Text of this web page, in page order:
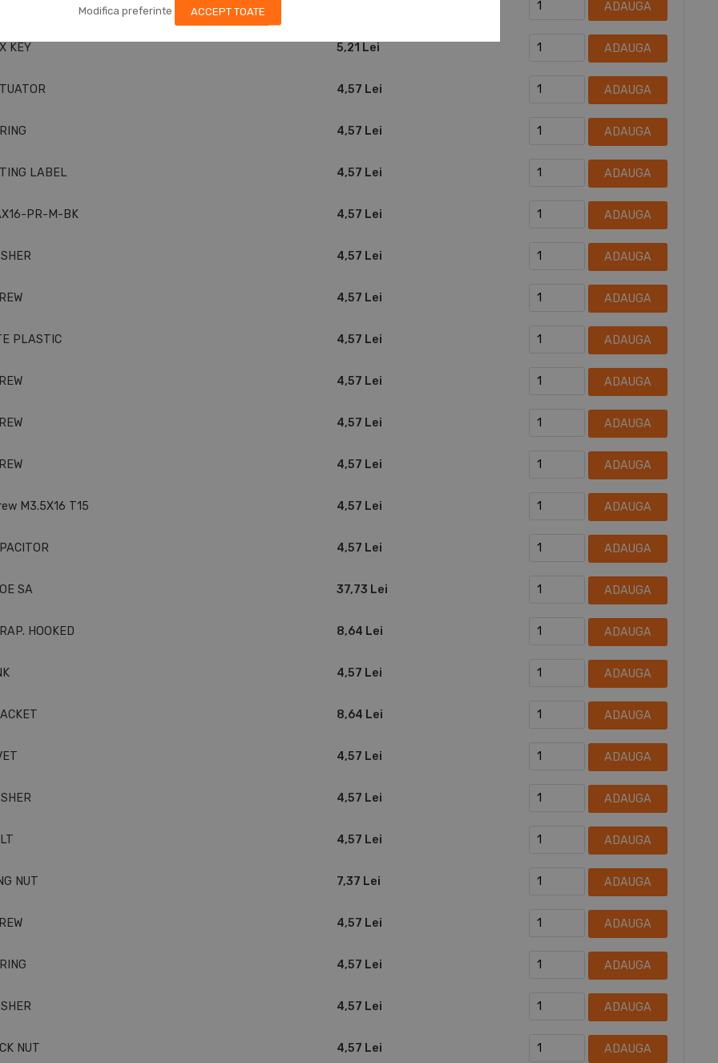
Modifica preferinte ACCEPT TOATE ADAUGA
KEY 5,21 Lei ADAUGA
4,57 Lei ADAUGA
4,57 Lei ADAUGA
LABEL 4,57 Lei ADAUGA
PR-M-BK 4,57 Lei ADAUGA
4,57 Lei ADAUGA
4,57 Lei ADAUGA
PLASTIC 4,57 Lei ADAUGA
4,57 Lei ADAUGA
4,57 Lei ADAUGA
4,57 Lei ADAUGA
M3.5X16 T15 4,57 Lei ADAUGA
4,57 Lei ADAUGA
SA 37,73 Lei ADAUGA
HOOKED 8,64 Lei ADAUGA
4,57 Lei ADAUGA
8,64 Lei ADAUGA
4,57 Lei ADAUGA
4,57 Lei ADAUGA
4,57 Lei ADAUGA
NUT 7,37 Lei ADAUGA
4,57 Lei ADAUGA
4,57 Lei ADAUGA
4,57 Lei ADAUGA
NUT 4,57 Lei ADAUGA